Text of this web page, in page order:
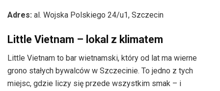
Adres: al. Wojska Polskiego 24/u1, Szczecin
Little Vietnam – lokal z klimatem
Little Vietnam to bar wietnamski, który od lat ma wierne
grono stałych bywalców w Szczecinie. To jedno z tych
miejsc, gdzie liczy się przede wszystkim smak – i